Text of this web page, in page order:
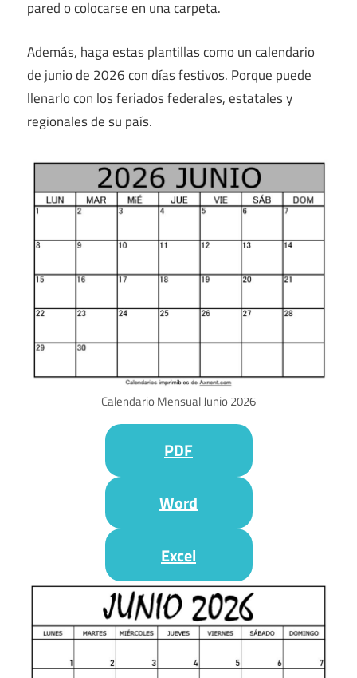
pared o colocarse en una carpeta.
Además, haga estas plantillas como un calendario
de junio de 2026 con días festivos. Porque puede
llenarlo con los feriados federales, estatales y
regionales de su país.
Calendario Mensual Junio 2026
PDF
Word
Excel